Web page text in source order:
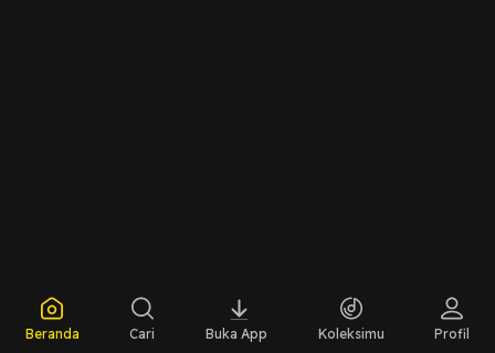
Beranda Cari Buka App Koleksimu Profil